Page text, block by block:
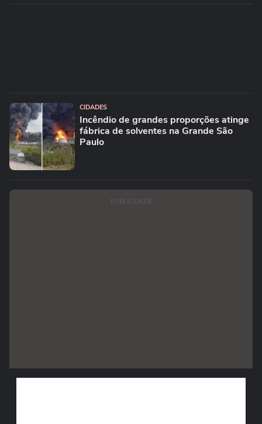
CIDADES
Incêndio de grandes proporções atinge
fábrica de solventes na Grande São
Paulo
PUBLICIDADE